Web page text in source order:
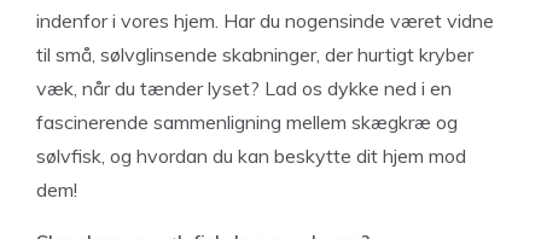
indenfor i vores hjem. Har du nogensinde været vidne
til små, sølvglinsende skabninger, der hurtigt kryber
væk, når du tænder lyset? Lad os dykke ned i en
fascinerende sammenligning mellem skægkræ og
sølvfisk, og hvordan du kan beskytte dit hjem mod
dem!